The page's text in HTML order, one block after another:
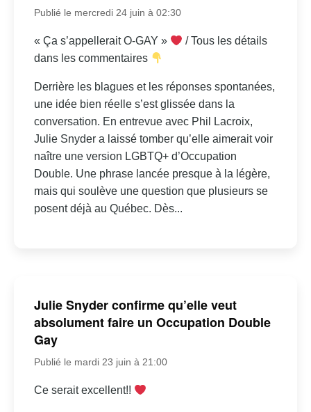
Publié le mercredi 24 juin à 02:30
« Ça s’appellerait O-GAY »
/ Tous les détails
dans les commentaires
Derrière les blagues et les réponses spontanées,
une idée bien réelle s’est glissée dans la
conversation. En entrevue avec Phil Lacroix,
Julie Snyder a laissé tomber qu’elle aimerait voir
naître une version LGBTQ+ d’Occupation
Double. Une phrase lancée presque à la légère,
mais qui soulève une question que plusieurs se
posent déjà au Québec. Dès...
Julie Snyder confirme qu’elle veut
absolument faire un Occupation Double
Gay
Publié le mardi 23 juin à 21:00
Ce serait excellent!!